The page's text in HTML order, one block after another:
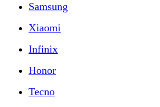
Samsung
Xiaomi
Infinix
Honor
Tecno